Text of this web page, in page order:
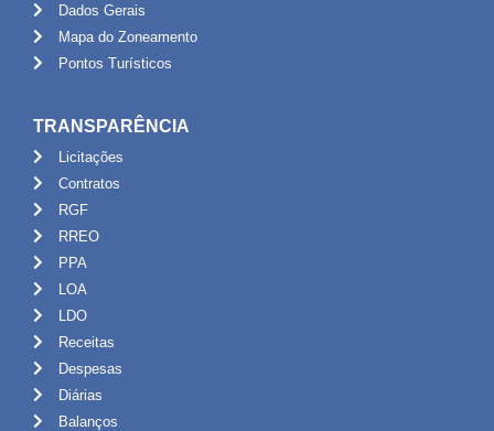
Dados Gerais
Mapa do Zoneamento
Pontos Turísticos
TRANSPARÊNCIA
Licitações
Contratos
RGF
RREO
PPA
LOA
LDO
Receitas
Despesas
Diárias
Balanços